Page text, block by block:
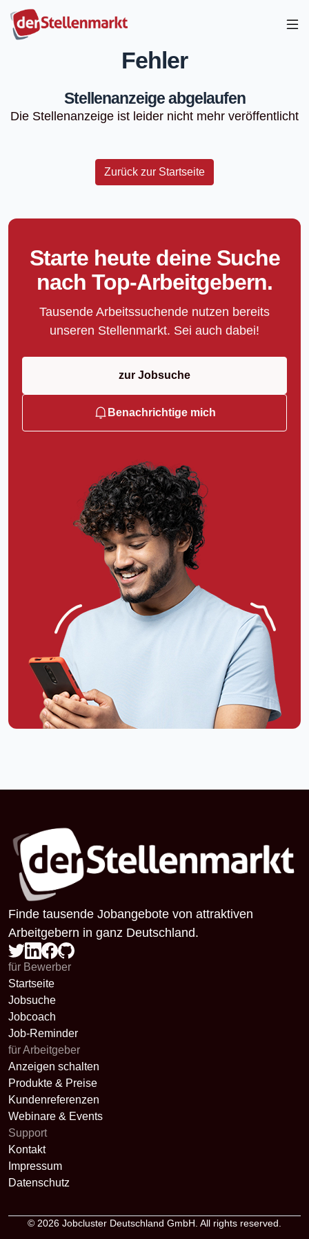
Fehler
Stellenanzeige abgelaufen
Die Stellenanzeige ist leider nicht mehr veröffentlicht
Zurück zur Startseite
Starte heute deine Suche
nach Top-Arbeitgebern.
Tausende Arbeitssuchende nutzen bereits
unseren Stellenmarkt. Sei auch dabei!
zur Jobsuche
Benachrichtige mich
Finde tausende Jobangebote von attraktiven
Arbeitgebern in ganz Deutschland.
für Bewerber
Startseite
Jobsuche
Jobcoach
Job-Reminder
für Arbeitgeber
Anzeigen schalten
Produkte & Preise
Kundenreferenzen
Webinare & Events
Support
Kontakt
Impressum
Datenschutz
© 2026 Jobcluster Deutschland GmbH. All rights reserved.